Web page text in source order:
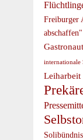
Freiburger
abschaffen"
internationale
Leiharbeit